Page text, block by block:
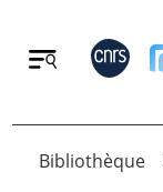
Retour
Retour
Bibliothèque